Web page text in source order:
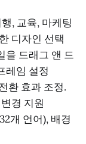
, 교육, 마케팅
디자인 선택
드래그 앤 드
레임 설정
환 효과 조정.
경 지원
개 언어), 배경